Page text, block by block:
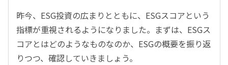
昨今、ESG投資の広まりとともに、ESGスコアという
指標が重視されるようになりました。まずは、ESGス
コアとはどのようなものなのか、ESGの概要を振り返
りつつ、確認していきましょう。